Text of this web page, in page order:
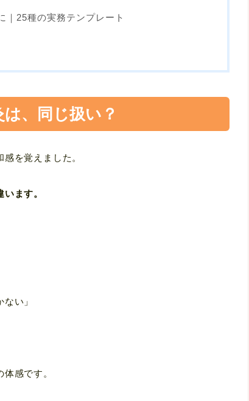
｜25種の実務テンプレート
、同じ扱い？
を覚えました。
ます。
い」
感です。